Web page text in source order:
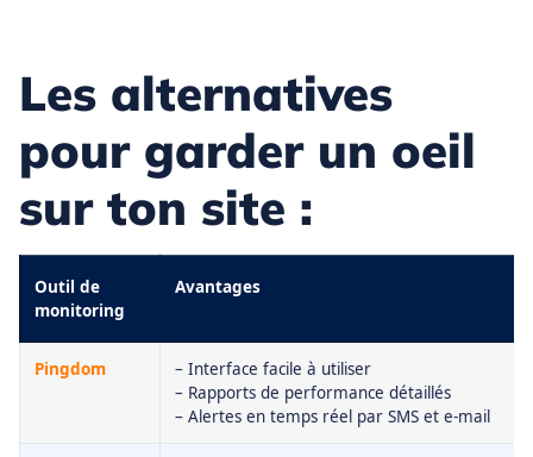
Les alternatives
pour garder un oeil
sur ton site :
Outil de
monitoring
Avantages
Pingdom
– Interface facile à utiliser
– Rapports de performance détaillés
– Alertes en temps réel par SMS et e-mail